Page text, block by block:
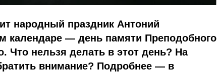
народный праздник Антоний
календаре — день памяти Преподобного
Что нельзя делать в этот день? На
внимание? Подробнее — в